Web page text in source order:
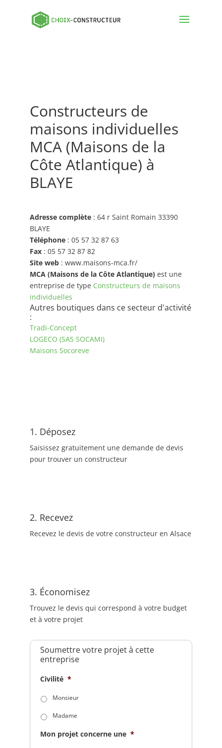
Constructeurs de
maisons individuelles
MCA (Maisons de la
Côte Atlantique) à
BLAYE
Adresse complète: 64 r Saint Romain 33390
BLAYE
Téléphone: 05 57 32 87 63
Fax: 05 57 32 87 82
Site web: www.maisons-mca.fr/
MCA (Maisons de la Côte Atlantique)est une
entreprise de type Constructeurs de maisons
individuelles
Autres boutiques dans ce secteur d'activité
:
Tradi-Concept
LOGECO (SAS SOCAMI)
Maisons Socoreve
1. Déposez
Saisissez gratuitement une demande de devis
pour trouver un constructeur
2. Recevez
Recevez le devis de votre constructeur en Alsace
3. Économisez
Trouvez le devis qui correspond à votre budget
et à votre projet
Soumettre votre projet à cette
entreprise
Civilité *
Monsieur
Madame
Mon projet concerne une *